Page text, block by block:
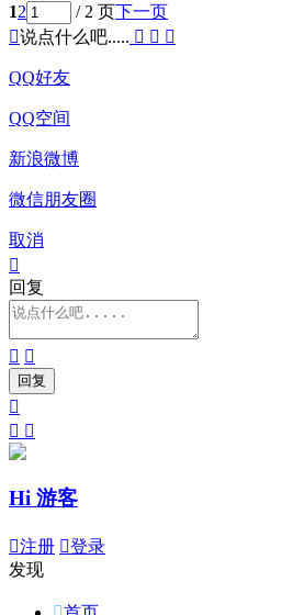
12 / 2 页下一页
说点什么吧.....   
QQ好友
QQ空间
新浪微博
微信朋友圈
取消

回复
 

 
Hi 游客
注册 登录
发现